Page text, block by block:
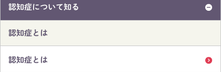
認知症について知る
認知症とは
認知症とは